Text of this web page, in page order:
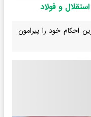
احکام خود را پیرامون